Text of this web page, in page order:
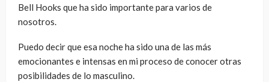
Bell Hooks que ha sido importante para varios de
nosotros.
Puedo decir que esa noche ha sido una de las más
emocionantes e intensas en mi proceso de conocer otras
posibilidades de lo masculino.